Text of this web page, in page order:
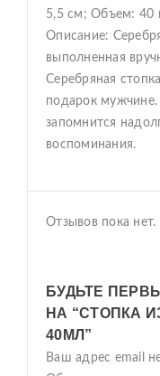
5,5 см; Объем: 40
Описание:
выполненная
Серебряная
подарок мужчине.
запомнится
воспоминания.
Отзывов пока нет.
БУДЬТЕ
НА “СТОПКА
40МЛ”
Ваш адрес email